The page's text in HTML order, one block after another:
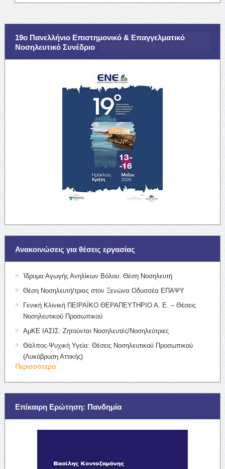
19ο Πανελλήνιο Επιστημονικό & Επαγγελματικό
Νοσηλευτικό Συνέδριο
Ανακοινώσεις για θέσεις εργασίας
Ίδρυμα Αγωγής Ανηλίκων Βόλου: Θέση Νοσηλευτή
Θέση Νοσηλευτή/τριας στον Ξενώνα Οδυσσέα ΕΠΑΨΥ
Γενική Κλινική ΠΕΙΡΑΪΚΟ ΘΕΡΑΠΕΥΤΗΡΙΟ Α. Ε. – Θέσεις
Νοσηλευτικού Προσωπικού
ΑμΚΕ ΙΑΣΙΣ: Ζητούνται Νοσηλευτές/Νοσηλεύτριες
Θάλπος-Ψυχική Υγεία: Θέσεις Νοσηλευτικού Προσωπικού
(Λυκόβρυση Αττικής)
Περισσότερα
Επίκαιρη Ερώτηση: Πανδημία